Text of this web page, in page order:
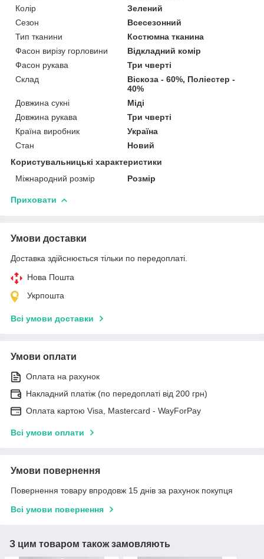
Колір
Зелений
Сезон
Всесезонний
Тип тканини
Костюмна тканина
Фасон вирізу горловини
Відкладний комір
Фасон рукава
Три чверті
Склад
Віскоза - 60%, Поліестер -
40%
Довжина сукні
Міді
Довжина рукава
Три чверті
Країна виробник
Україна
Стан
Новий
Користувальницькі характеристики
Міжнародний розмір
Розмір
Приховати
Умови доставки
Доставка здійснюється тільки по передоплаті.
Нова Пошта
Укрпошта
Всі умови доставки
Умови оплати
Оплата на рахунок
Накладний платіж (по передоплаті від 200 грн)
Оплата картою Visa, Mastercard - WayForPay
Всі умови оплати
Умови повернення
Повернення товару впродовж 15 днів за рахунок покупця
Всі умови повернення
З цим товаром також замовляють